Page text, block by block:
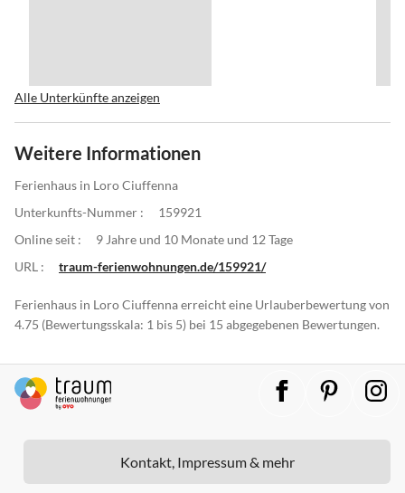
Alle Unterkünfte anzeigen
Weitere Informationen
Ferienhaus in Loro Ciuffenna
Unterkunfts-Nummer :
159921
Online seit :
9 Jahre und 10 Monate und 12 Tage
URL :
traum-ferienwohnungen.de/159921/
Ferienhaus in Loro Ciuffenna erreicht eine Urlauberbewertung von
4.75 (Bewertungsskala: 1 bis 5) bei 15 abgegebenen Bewertungen.
Kontakt, Impressum & mehr